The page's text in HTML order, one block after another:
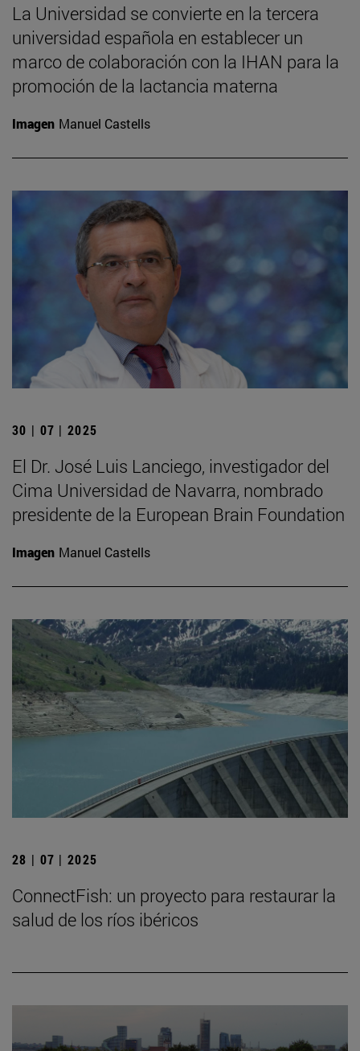
La Universidad se convierte en la tercera
universidad española en establecer un
marco de colaboración con la IHAN para la
promoción de la lactancia materna
Imagen Manuel Castells
30 | 07 | 2025
El Dr. José Luis Lanciego, investigador del
Cima Universidad de Navarra, nombrado
presidente de la European Brain Foundation
Imagen Manuel Castells
28 | 07 | 2025
ConnectFish: un proyecto para restaurar la
salud de los ríos ibéricos